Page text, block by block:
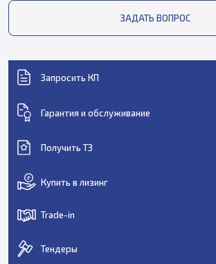
ЗАДАТЬ ВОПРОС
Запросить КП
Гарантия и обслуживание
Получить ТЗ
Купить в лизинг
Trade-in
Тендеры